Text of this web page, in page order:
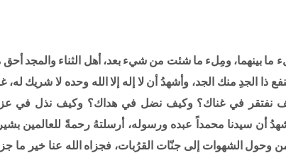
ما بينهما، ومِلء ما شئت من شيء بعد، أهل الثناء والمجد أحق
ذا الجدِ منك الجد، وأشهدُ أن لا إله إلا الله وحده لا شريك
نفتقر في غناك؟ وكيف نضل في هداك؟ وكيف نذل في
سيدنا محمداً عبده ورسوله، أرسلتهُ رحمةً للعالمين
وحول الشهوات إلى جنّات القرُبات، فجزاه الله عنا خير ما